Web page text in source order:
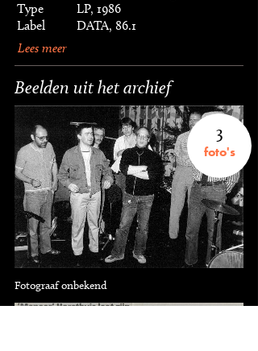
Type
LP, 1986
Label
DATA, 86.1
Lees meer
Beelden uit het archief
3
foto's
Fotograaf onbekend